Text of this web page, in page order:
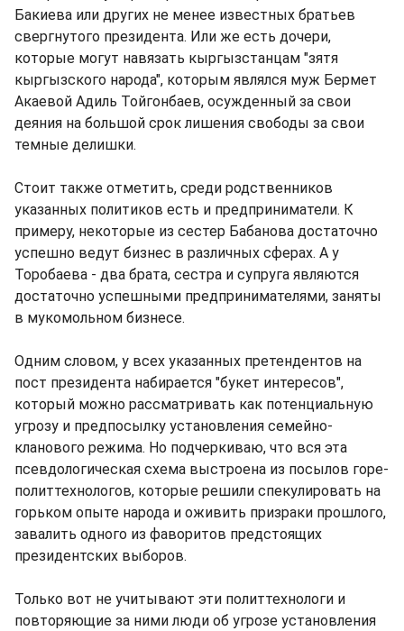
Бакиева или других не менее известных братьев
свергнутого президента. Или же есть дочери,
которые могут навязать кыргызстанцам "зятя
кыргызского народа", которым являлся муж Бермет
Акаевой Адиль Тойгонбаев, осужденный за свои
деяния на большой срок лишения свободы за свои
темные делишки.
Стоит также отметить, среди родственников
указанных политиков есть и предприниматели. К
примеру, некоторые из сестер Бабанова достаточно
успешно ведут бизнес в различных сферах. А у
Торобаева - два брата, сестра и супруга являются
достаточно успешными предпринимателями, заняты
в мукомольном бизнесе.
Одним словом, у всех указанных претендентов на
пост президента набирается "букет интересов",
который можно рассматривать как потенциальную
угрозу и предпосылку установления семейно-
кланового режима. Но подчеркиваю, что вся эта
псевдологическая схема выстроена из посылов горе-
политтехнологов, которые решили спекулировать на
горьком опыте народа и оживить призраки прошлого,
завалить одного из фаворитов предстоящих
президентских выборов.
Только вот не учитывают эти политтехнологи и
повторяющие за ними люди об угрозе установления